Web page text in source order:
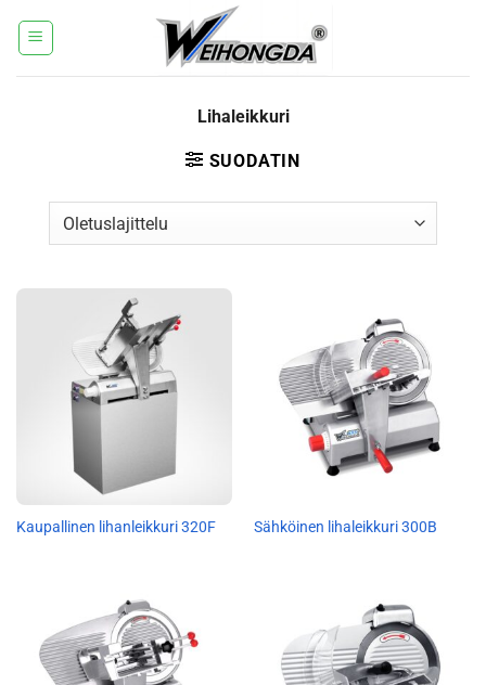
sisältöön
Lihaleikkuri
SUODATIN
Kaupallinen lihanleikkuri 320F Sähköinen lihaleikkuri 300B